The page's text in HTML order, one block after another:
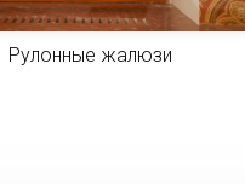
Рулонные жалюзи